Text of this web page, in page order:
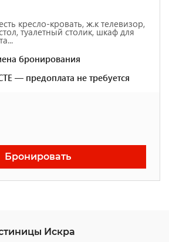
кресло-кровать, ж.к телевизор,
туалетный столик, шкаф для
бронирования
— предоплата не требуется
Бронировать
Искра